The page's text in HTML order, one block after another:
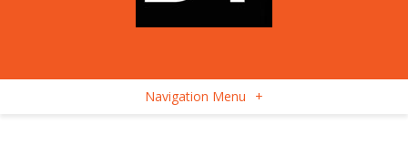
Navigation Menu +